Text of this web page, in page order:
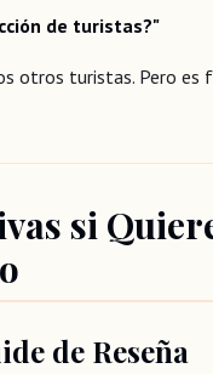
de turistas?"
otros turistas. Pero es
si
de Reseña